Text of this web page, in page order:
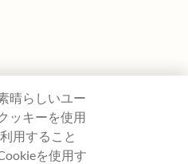
晴らしいユー
ッキーを使用
用すること
を使用す